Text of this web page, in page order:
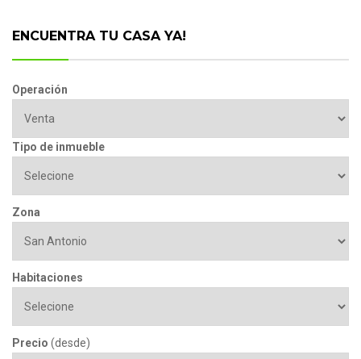
ENCUENTRA TU CASA YA!
Operación
Tipo de inmueble
Zona
Habitaciones
Precio (desde)